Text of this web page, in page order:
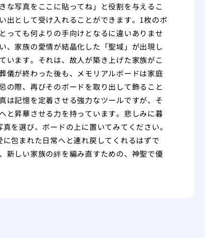
な写真をここに貼ってね」と役割を与えるこ
出として受け入れることができます。1枚のボ
っても何よりの手向けとなるに違いありませ
、家族の愛情が結晶化した「聖域」が出現し
います。それは、故人が築き上げた家族がこ
儀が終わった後も、メモリアルボードは家庭
の際、再びそのボードを取り出して飾ること
は記憶を定着させる強力なツールですが、そ
と昇華させる力を持っています。悲しみに暮
を選び、ボードの上に置いてみてください。
包まれた日常へと連れ戻してくれるはずで
新しい家族の絆を編み直すための、神聖で優